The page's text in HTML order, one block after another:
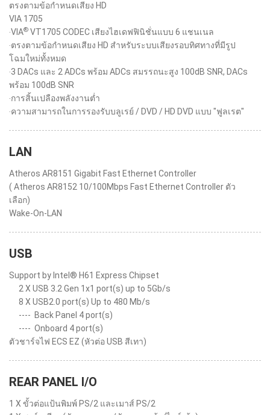
ตรงตามข้อกำหนดเสียง HD
VIA 1705
‧VIA® VT1705 CODEC เสียงไฮเดฟฟินิชั่นแบบ 6 แชนเนล
‧ตรงตามข้อกำหนดเสียง HD สำหรับระบบเสียงรอบทิศทางที่มีรูป
โฉมใหม่ทั้งหมด
‧3 DACs และ 2 ADCs พร้อม ADCs สมรรถนะสูง 100dB SNR, DACs
พร้อม 100dB SNR
‧การสิ้นเปลืองพลังงานต่ำ
‧ความสามารถในการรองรับบลูเรย์ / DVD / HD DVD แบบ "ฟูลเรต"
LAN
Atheros AR8151 Gigabit Fast Ethernet Controller
( Atheros AR8152 10/100Mbps Fast Ethernet Controller ตัว
เลือก)
Wake-On-LAN
USB
Support by Intel® H61 Express Chipset
2 X USB 3.2 Gen 1x1 port(s) up to 5Gb/s
8 X USB2.0 port(s) Up to 480 Mb/s
---- Back Panel 4 port(s)
---- Onboard 4 port(s)
ตัวชาร์จไฟ ECS EZ (หัวต่อ USB สีเทา)
REAR PANEL I/O
1 X ขั้วต่อแป้นพิมพ์ PS/2 และเมาส์ PS/2